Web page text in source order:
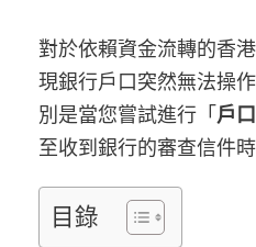
對於依賴資金流轉的香
現銀行戶口突然無法操
別是當您嘗試進行「 戶
至收到銀行的審查信件
目錄